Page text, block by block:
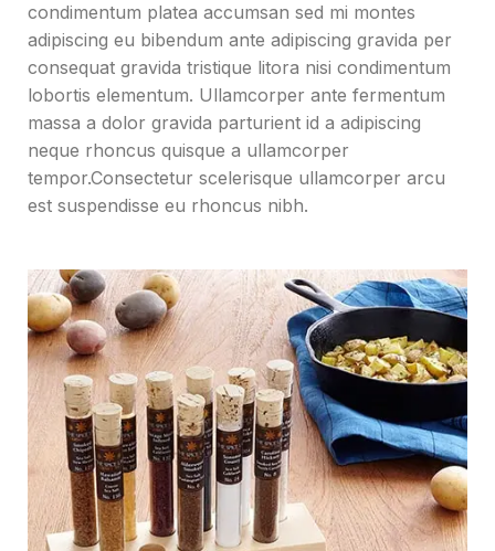
condimentum platea accumsan sed mi montes
adipiscing eu bibendum ante adipiscing gravida per
consequat gravida tristique litora nisi condimentum
lobortis elementum. Ullamcorper ante fermentum
massa a dolor gravida parturient id a adipiscing
neque rhoncus quisque a ullamcorper
tempor.Consectetur scelerisque ullamcorper arcu
est suspendisse eu rhoncus nibh.